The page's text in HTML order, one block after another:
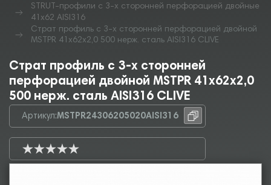
STRUT-профили с 3-х сторонней перфорацией двойные
41х62 AISI316
Страт профиль с 3-х сторонней перфорацией двойной
MSTPR 41х62х2,0 500 нерж. сталь AISI316 CLIVE
Страт профиль с 3-х сторонней
перфорацией двойной MSTPR 41х62х2,0
500 нерж. сталь AISI316 CLIVE
Артикул:MSTPR24306205020AISI316